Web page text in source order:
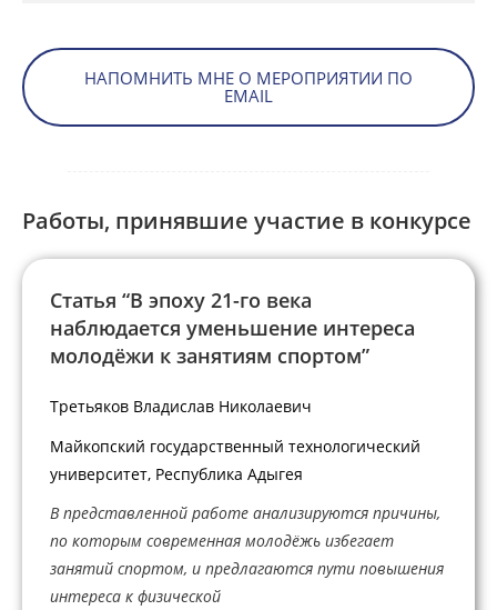
НАПОМНИТЬ МНЕ О МЕРОПРИЯТИИ ПО
EMAIL
Работы, принявшие участие в конкурсе
Статья “В эпоху 21-го века
наблюдается уменьшение интереса
молодёжи к занятиям спортом”
Третьяков Владислав Николаевич
Майкопский государственный технологический
университет, Республика Адыгея
В представленной работе анализируются причины,
по которым современная молодёжь избегает
занятий спортом, и предлагаются пути повышения
интереса к физической